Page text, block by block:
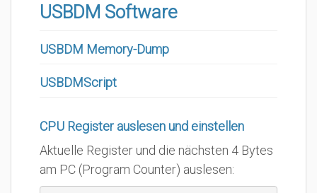
USBDM Software
USBDM Memory-Dump
USBDMScript
CPU Register auslesen und einstellen
Aktuelle Register und die nächsten 4 Bytes
am PC (Program Counter) auslesen: